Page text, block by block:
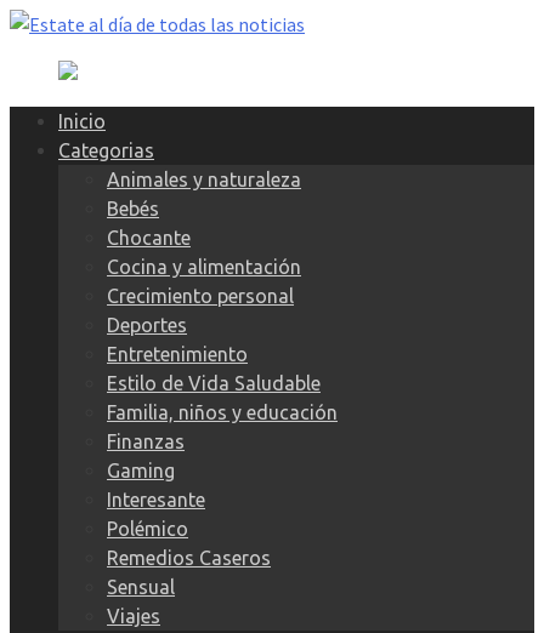
Skip
content
Inicio
Categorias
Animales y naturaleza
Bebés
Chocante
Cocina y alimentación
Crecimiento personal
Deportes
Entretenimiento
Estilo de Vida Saludable
Familia, niños y educación
Finanzas
Gaming
Interesante
Polémico
Remedios Caseros
Sensual
Viajes